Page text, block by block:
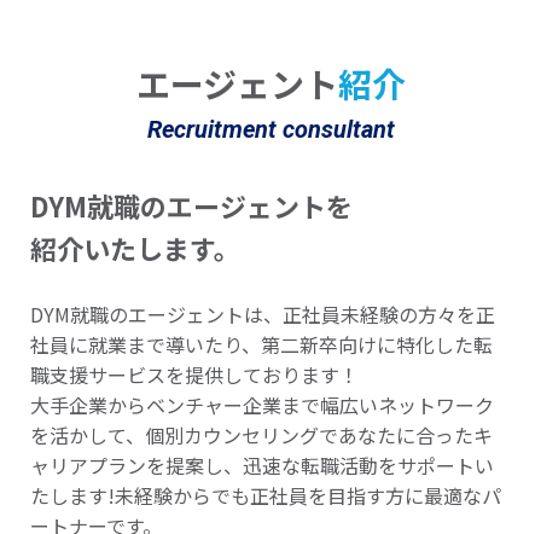
エージェント紹介
Recruitment consultant
DYM就職のエージェントを
紹介いたします。
DYM就職のエージェントは、正社員未経験の方々を正
社員に就業まで導いたり、第二新卒向けに特化した転
職支援サービスを提供しております！
大手企業からベンチャー企業まで幅広いネットワーク
を活かして、個別カウンセリングであなたに合ったキ
ャリアプランを提案し、迅速な転職活動をサポートい
たします!未経験からでも正社員を目指す方に最適なパ
ートナーです。